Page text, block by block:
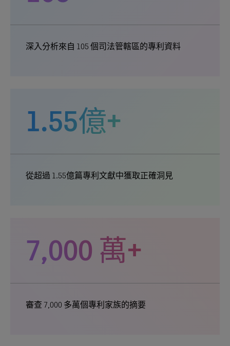
深入分析來自 105 個司法管轄區的專利資料
1.55億+
從超過 1.55億篇專利文獻中獲取正確洞見
7,000 萬+
審查 7,000 多萬個專利家族的摘要